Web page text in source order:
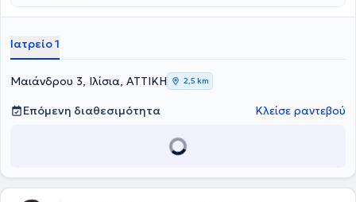
Βελονισμό ενώ έχει ολοκληρώσει πλήθος μετεκπαιδεύσεων. Εχει
Παναθηναϊκός, ενώ διετέλεσε Ιατρός στο Ασκληπιείο Βούλας, στο
Ναυτικό Νοσοκομείο Αθηνών και στο Νοσοκομείο Παίδων Π & Α
Νευροφυσιολογικό της ΒΙΟΙΑΤΡΙΚΗΣ.
Ιατρείο 1
Mαιάνδρου 3, Ιλίσια, ΑΤΤΙΚΗ 2,5 km
Επόμενη διαθεσιμότητα Κλείσε ραντεβού